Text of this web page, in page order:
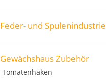
Feder- und Spulenindustrie
Gewächshaus Zubehör
Tomatenhaken